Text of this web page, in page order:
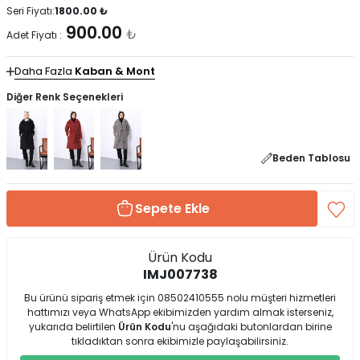
Seri Fiyatı:1800.00 ₺
Adet Fiyatı : 900.00 ₺
Daha Fazla Kaban & Mont
Diğer Renk Seçenekleri
Beden Tablosu
Sepete Ekle
Ürün Kodu
IMJ007738
Bu ürünü sipariş etmek için 08502410555 nolu müşteri hizmetleri
hattımızı veya WhatsApp ekibimizden yardım almak isterseniz,
yukarıda belirtilen Ürün Kodu'nu aşağıdaki butonlardan birine
tıkladıktan sonra ekibimizle paylaşabilirsiniz.